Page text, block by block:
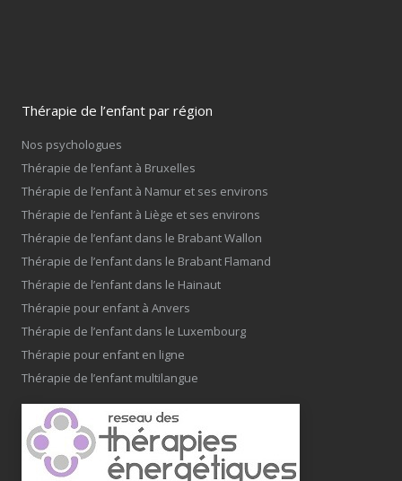
Thérapie de l’enfant par région
Nos psychologues
Thérapie de l’enfant à Bruxelles
Thérapie de l’enfant à Namur et ses environs
Thérapie de l’enfant à Liège et ses environs
Thérapie de l’enfant dans le Brabant Wallon
Thérapie de l’enfant dans le Brabant Flamand
Thérapie de l’enfant dans le Hainaut
Thérapie pour enfant à Anvers
Thérapie de l’enfant dans le Luxembourg
Thérapie pour enfant en ligne
Thérapie de l’enfant multilangue